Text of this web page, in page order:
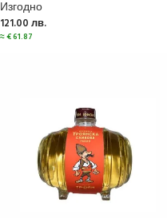
Изгодно
121.00 лв.
≈€61.87